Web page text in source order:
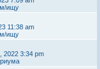
ищу
11:38 am
ищу
2022 3:34 pm